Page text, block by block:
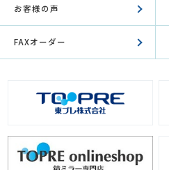
お客様の声
FAXオーダー